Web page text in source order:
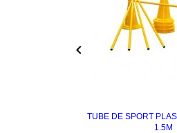
TUBE DE SPORT
1.5M
